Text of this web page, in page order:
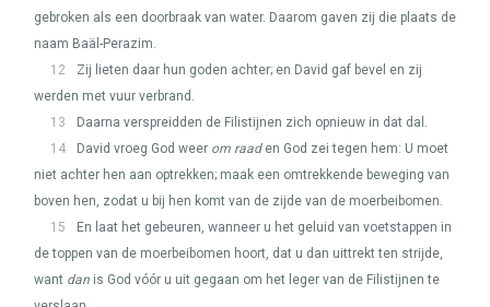
gebroken als een doorbraak van water. Daarom gaven zij die plaats de
naam Baäl-Perazim.
12
Zij lieten daar hun goden achter; en David gaf bevel en zij
werden met vuur verbrand.
13
Daarna verspreidden de Filistijnen zich opnieuw in dat dal.
14
David vroeg God weer om raaden God zei tegen hem: U moet
niet achter hen aan optrekken; maak een omtrekkende beweging van
boven hen, zodat u bij hen komt van de zijde van de moerbeibomen.
15
En laat het gebeuren, wanneer u het geluid van voetstappen in
de toppen van de moerbeibomen hoort, dat u dan uittrekt ten strijde,
want dan is God vóór u uit gegaan om het leger van de Filistijnen te